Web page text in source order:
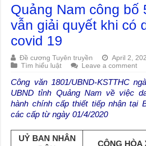
Quảng Nam công bố
vẫn giải quyết khi có
covid 19
Đề cương Tuyên truyền
April 2,
Tìm hiểu luật
Leave a comment
Công văn 1801/UBND-KSTTHC
UBND tỉnh Quảng Nam về việc
hành chính cấp thiết tiếp nhận tại
các cấp từ ngày 01/4/2020
UỶ BAN NHÂN
CỘNG HÒA